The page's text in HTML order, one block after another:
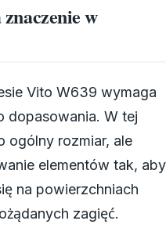
w
Vito W639 wymaga
dopasowania. W tej
ogólny rozmiar, ale
elementów tak, aby
na powierzchniach
zagięć.